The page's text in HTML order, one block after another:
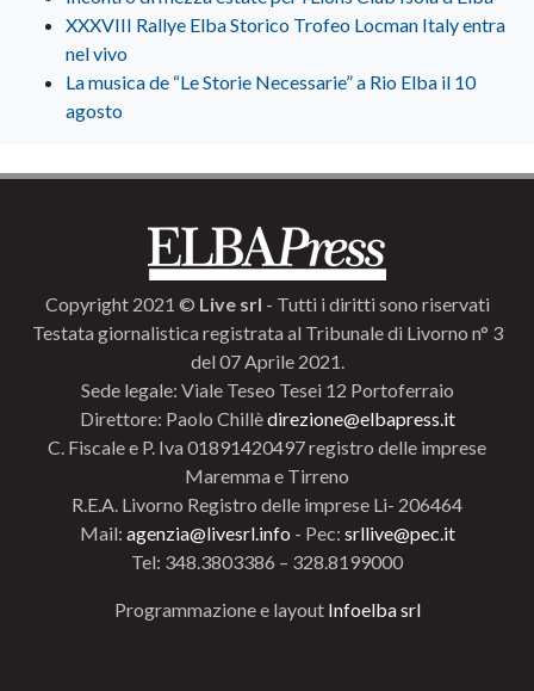
XXXVIII Rallye Elba Storico Trofeo Locman Italy entra
nel vivo
La musica de “Le Storie Necessarie” a Rio Elba il 10
agosto
Copyright 2021 © Live srl - Tutti i diritti sono riservati
Testata giornalistica registrata al Tribunale di Livorno n° 3
del 07 Aprile 2021.
Sede legale: Viale Teseo Tesei 12 Portoferraio
Direttore: Paolo Chillèdirezione@elbapress.it
C. Fiscale e P. Iva 01891420497 registro delle imprese
Maremma e Tirreno
R.E.A. Livorno Registro delle imprese Li- 206464
Mail: agenzia@livesrl.info - Pec: srllive@pec.it
Tel: 348.3803386 – 328.8199000
Programmazione e layout Infoelba srl